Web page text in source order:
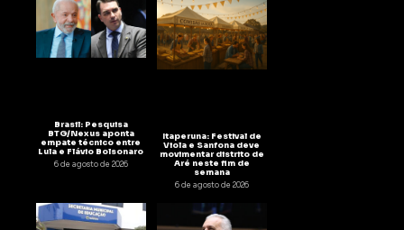
Brasil: Pesquisa
BTG/Nexus aponta
empate técnico entre
Lula e Flávio Bolsonaro
6 de agosto de 2026
Itaperuna: Festival de
Viola e Sanfona deve
movimentar distrito de
Aré neste fim de
semana
6 de agosto de 2026